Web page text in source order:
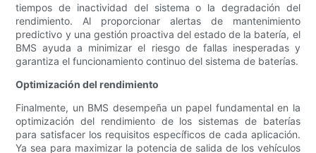
tiempos de inactividad del sistema o la degradación del
rendimiento. Al proporcionar alertas de mantenimiento
predictivo y una gestión proactiva del estado de la batería, el
BMS ayuda a minimizar el riesgo de fallas inesperadas y
garantiza el funcionamiento continuo del sistema de baterías.
Optimización del rendimiento
Finalmente, un BMS desempeña un papel fundamental en la
optimización del rendimiento de los sistemas de baterías
para satisfacer los requisitos específicos de cada aplicación.
Ya sea para maximizar la potencia de salida de los vehículos